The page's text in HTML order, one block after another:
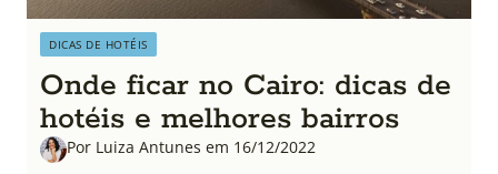
DICAS DE HOTÉIS
Onde ficar no Cairo: dicas de
hotéis e melhores bairros
Por Luiza Antunes em 16/12/2022